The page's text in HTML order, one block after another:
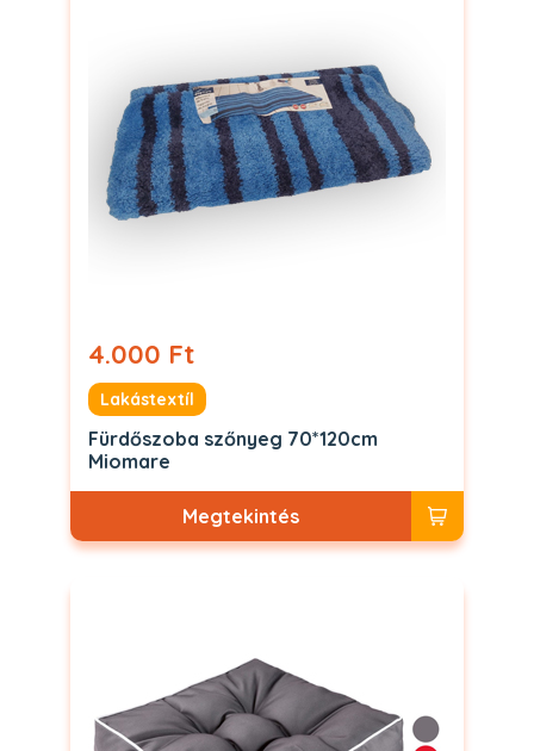
4.000 Ft
Lakástextíl
Fürdőszoba szőnyeg 70*120cm
Miomare
Megtekintés